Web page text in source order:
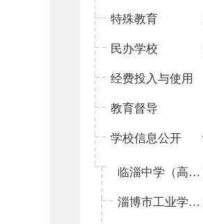
特殊教育
民办学校
经费投入与使用
教育督导
学校信息公开
临淄中学（高中）
淄博市工业学校（中职学校）